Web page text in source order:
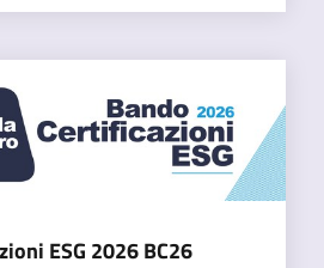
ESG 2026 BC26